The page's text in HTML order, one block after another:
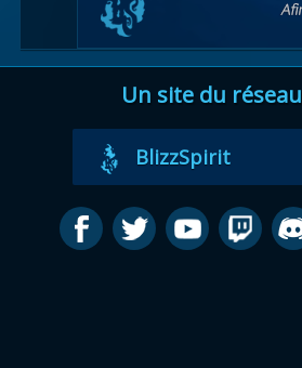
Un site du
BlizzSpirit